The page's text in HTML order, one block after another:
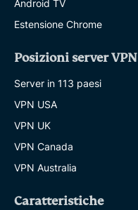
Android TV
Estensione Chrome
Posizioni server VPN
Server in 113 paesi
VPN USA
VPN UK
VPN Canada
VPN Australia
Caratteristiche